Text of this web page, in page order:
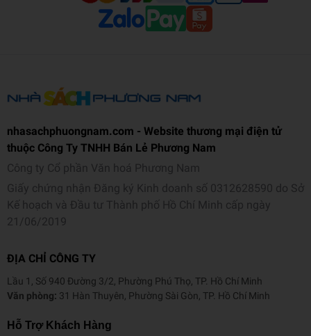
nhasachphuongnam.com - Website thương mại điện tử
thuộc Công Ty TNHH Bán Lẻ Phương Nam
Công ty Cổ phần Văn hoá Phương Nam
Giấy chứng nhận Đăng ký Kinh doanh số 0312628590 do Sở
Kế hoạch và Đầu tư Thành phố Hồ Chí Minh cấp ngày
21/06/2019
ĐỊA CHỈ CÔNG TY
Lầu 1, Số 940 Đường 3/2, Phường Phú Thọ, TP. Hồ Chí Minh
Văn phòng: 31 Hàn Thuyên, Phường Sài Gòn, TP. Hồ Chí Minh
Hỗ Trợ Khách Hàng